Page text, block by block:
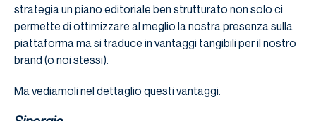
strategia un piano editoriale ben strutturato non solo ci
permette di ottimizzare al meglio la nostra presenza sulla
piattaforma ma si traduce in vantaggi tangibili per il nostro
brand (o noi stessi).
Ma vediamoli nel dettaglio questi vantaggi.